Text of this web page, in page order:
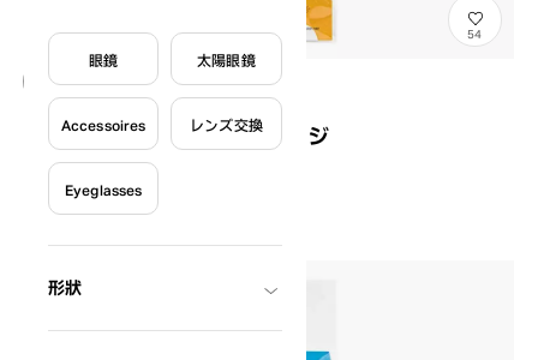
眼鏡 太陽眼鏡
Accessoires レンズ交換
Eyeglasses
形狀
54
盲導犬チャリティーピンバッジ
One-Vision-Pins-YE
¥700 含稅